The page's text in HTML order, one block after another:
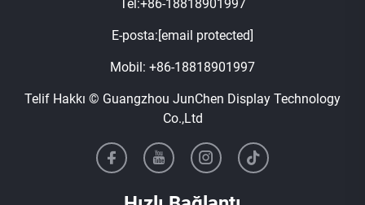
Tel:+86-18818901997
E-posta: [email protected]
Mobil: +86-18818901997
Telif Hakkı © Guangzhou JunChen Display Technology
Co.,Ltd